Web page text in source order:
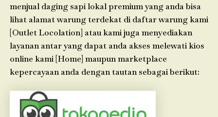
menjual daging sapi lokal premium yang anda bisa
lihat alamat warung terdekat di daftar warung kami
[Outlet Locolation] atau kami juga menyediakan
layanan antar yang dapat anda akses melewati kios
online kami [Home] maupun marketplace
kepercayaan anda dengan tautan sebagai berikut: